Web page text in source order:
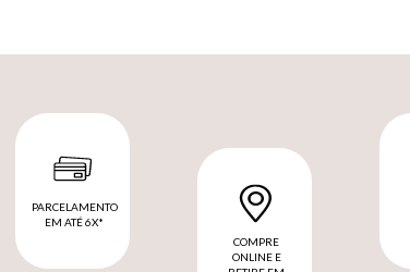
PARCELAMENTO
EM ATÉ 6X*
COMPRE
ONLINE E